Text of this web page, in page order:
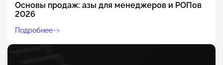
Основы продаж: азы для менеджеров и РОПов
2026
Подробнее